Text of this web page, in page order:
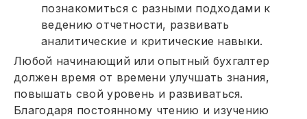
познакомиться с разными подходами к
ведению отчетности, развивать
аналитические и критические навыки.
Любой начинающий или опытный бухгалтер
должен время от времени улучшать знания,
повышать свой уровень и развиваться.
Благодаря постоянному чтению и изучению